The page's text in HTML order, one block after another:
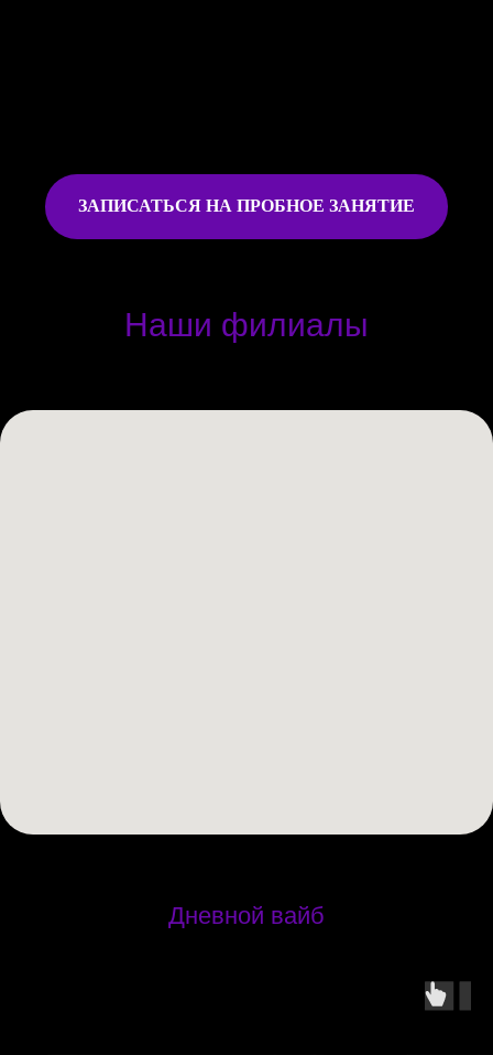
ЗАПИСАТЬСЯ НА ПРОБНОЕ ЗАНЯТИЕ
Наши филиалы
Дневной вайб